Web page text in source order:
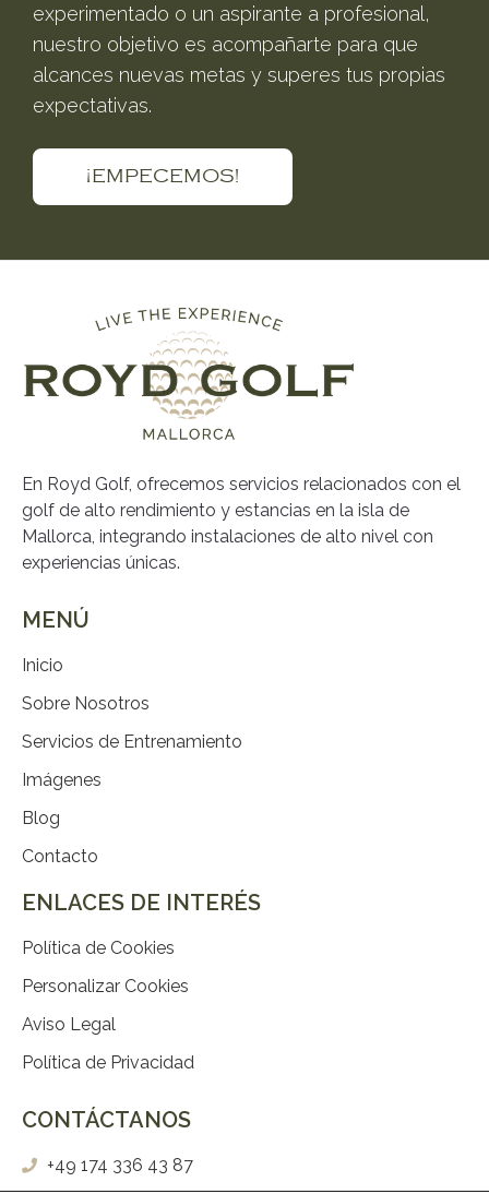
experimentado o un aspirante a profesional,
nuestro objetivo es acompañarte para que
alcances nuevas metas y superes tus propias
expectativas.
¡EMPECEMOS!
En Royd Golf, ofrecemos servicios relacionados con el
golf de alto rendimiento y estancias en la isla de
Mallorca, integrando instalaciones de alto nivel con
experiencias únicas.
MENÚ
Inicio
Sobre Nosotros
Servicios de Entrenamiento
Imágenes
Blog
Contacto
ENLACES DE INTERÉS
Política de Cookies
Personalizar Cookies
Aviso Legal
Política de Privacidad
CONTÁCTANOS
+49 174 336 43 87